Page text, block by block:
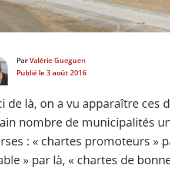
ParValérie Gueguen
Publié le3 août 2016
de là, on a vu apparaître ces
nombre de municipalités
: « chartes promoteurs »
» par là, « chartes de